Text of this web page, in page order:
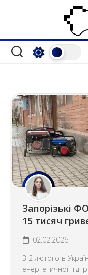
Запорізькі
15 тисяч
02.02.2026
З 2 лютого в
енергетичної